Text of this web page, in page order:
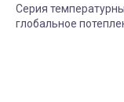
Серия
глобальное